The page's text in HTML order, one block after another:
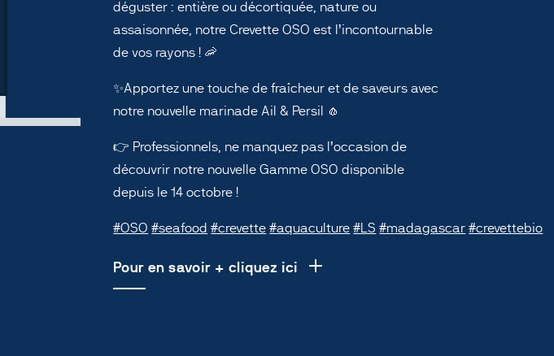
déguster : entière ou décortiquée, nature ou
assaisonnée, notre Crevette OSO est l’incontournable
de vos rayons ! 🦐
✨Apportez une touche de fraîcheur et de saveurs avec
notre nouvelle marinade Ail & Persil 🧄
👉 Professionnels, ne manquez pas l’occasion de
découvrir notre nouvelle Gamme OSO disponible
depuis le 14 octobre !
#OSO #seafood #crevette #aquaculture #LS #madagascar #crevettebio
Pour en savoir + cliquez ici